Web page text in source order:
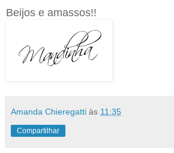
Beijos e amassos!!
Amanda Chieregatti às 11:35
Compartilhar